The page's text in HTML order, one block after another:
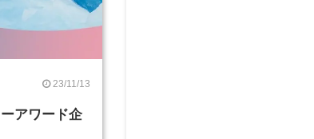
23/11/13
アワード企